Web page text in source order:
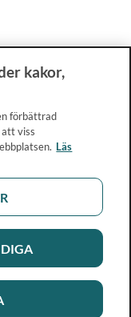
kakor,
förbättrad
viss
Läs